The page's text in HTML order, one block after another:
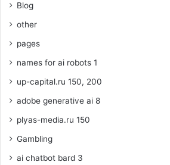
Blog
other
pages
names for ai robots 1
up-capital.ru 150, 200
adobe generative ai 8
plyas-media.ru 150
Gambling
ai chatbot bard 3